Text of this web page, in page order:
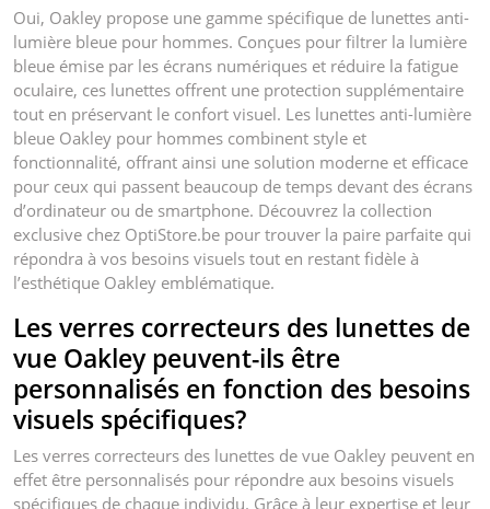
Oui, Oakley propose une gamme spécifique de lunettes anti-
lumière bleue pour hommes. Conçues pour filtrer la lumière
bleue émise par les écrans numériques et réduire la fatigue
oculaire, ces lunettes offrent une protection supplémentaire
tout en préservant le confort visuel. Les lunettes anti-lumière
bleue Oakley pour hommes combinent style et
fonctionnalité, offrant ainsi une solution moderne et efficace
pour ceux qui passent beaucoup de temps devant des écrans
d’ordinateur ou de smartphone. Découvrez la collection
exclusive chez OptiStore.be pour trouver la paire parfaite qui
répondra à vos besoins visuels tout en restant fidèle à
l’esthétique Oakley emblématique.
Les verres correcteurs des lunettes de
vue Oakley peuvent-ils être
personnalisés en fonction des besoins
visuels spécifiques?
Les verres correcteurs des lunettes de vue Oakley peuvent en
effet être personnalisés pour répondre aux besoins visuels
spécifiques de chaque individu. Grâce à leur expertise et leur